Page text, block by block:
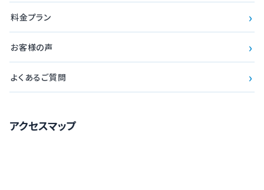
料金プラン ›
お客様の声 ›
よくあるご質問 ›
アクセスマップ